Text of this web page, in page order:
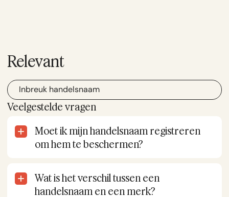
Relevant
Inbreuk handelsnaam
Veelgestelde vragen
Moet ik mijn handelsnaam registreren
om hem te beschermen?
KVK is verplicht voor je onderneming, maar
levert je het handelsnaamrecht niet op.
Wat is het verschil tussen een
handelsnaam en een merk?